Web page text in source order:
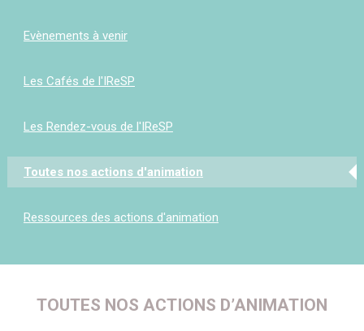
Evènements à venir
Les Cafés de l'IReSP
Les Rendez-vous de l'IReSP
Toutes nos actions d'animation
Ressources des actions d'animation
TOUTES NOS ACTIONS D’ANIMATION